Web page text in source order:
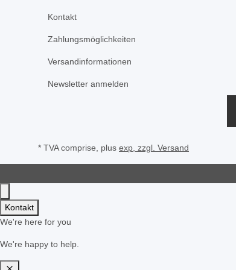
Kontakt
Zahlungsmöglichkeiten
Versandinformationen
Newsletter anmelden
* TVA comprise, plus exp, zzgl. Versand
Kontakt
We're here for you
We're happy to help.